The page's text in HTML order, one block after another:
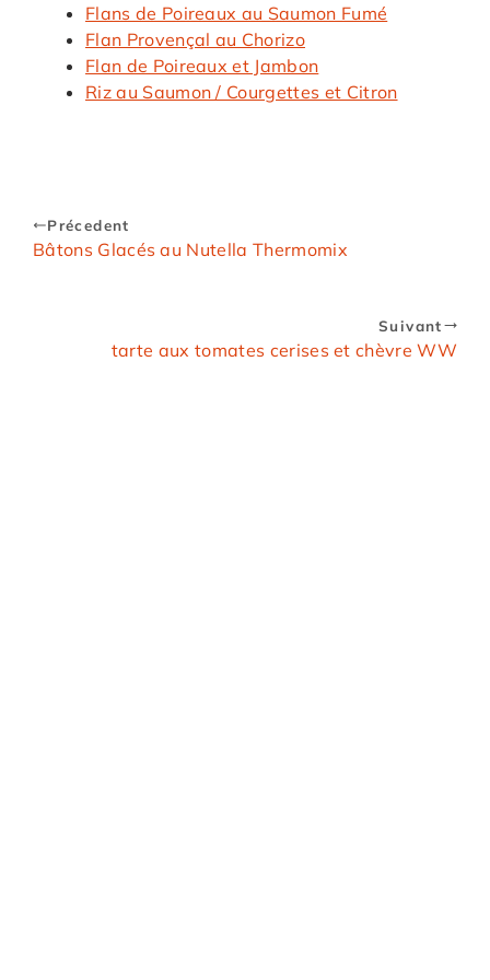
Flans de Poireaux au Saumon Fumé
Flan Provençal au Chorizo
Flan de Poireaux et Jambon
Riz au Saumon / Courgettes et Citron
Précedent
Bâtons Glacés au Nutella Thermomix
Suivant
tarte aux tomates cerises et chèvre WW